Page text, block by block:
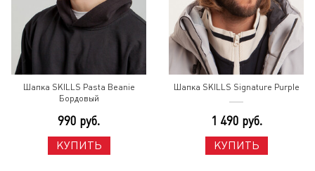
Шапка SKILLS Pasta Beanie
Бордовый
990 руб.
КУПИТЬ
Шапка SKILLS Signature Purple
1 490 руб.
КУПИТЬ